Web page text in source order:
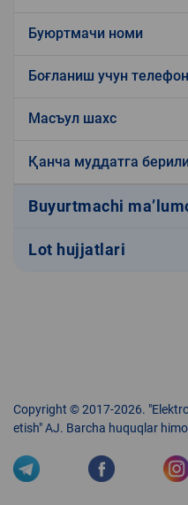
Буюртмачи номи
Боғланиш учун
Масъул шахс
Қанча муддатга
Buyurtmachi
Lot hujjatlari
Copyright © 2017-2026.
etish" AJ. Barcha huquqlar